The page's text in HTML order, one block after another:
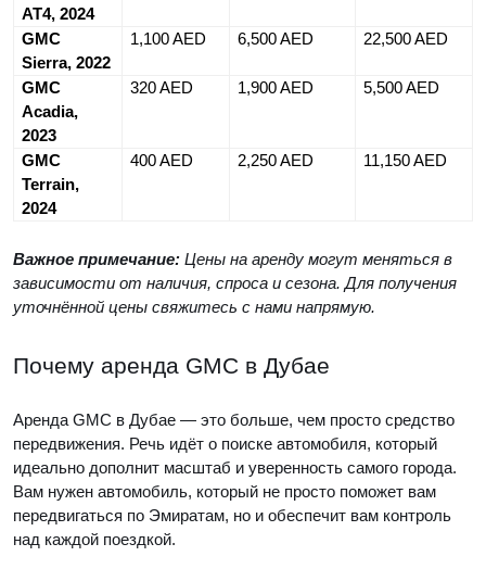
AT4, 2024
GMC
Sierra, 2022
1,100 AED 6,500 AED 22,500 AED
GMC
Acadia,
2023
320 AED 1,900 AED 5,500 AED
GMC
Terrain,
2024
400 AED 2,250 AED 11,150 AED
Важное примечание: Цены на аренду могут меняться в
зависимости от наличия, спроса и сезона. Для получения
уточнённой цены свяжитесь с нами напрямую.
Почему аренда GMC в Дубае
Аренда GMC в Дубае — это больше, чем просто средство
передвижения. Речь идёт о поиске автомобиля, который
идеально дополнит масштаб и уверенность самого города.
Вам нужен автомобиль, который не просто поможет вам
передвигаться по Эмиратам, но и обеспечит вам контроль
над каждой поездкой.